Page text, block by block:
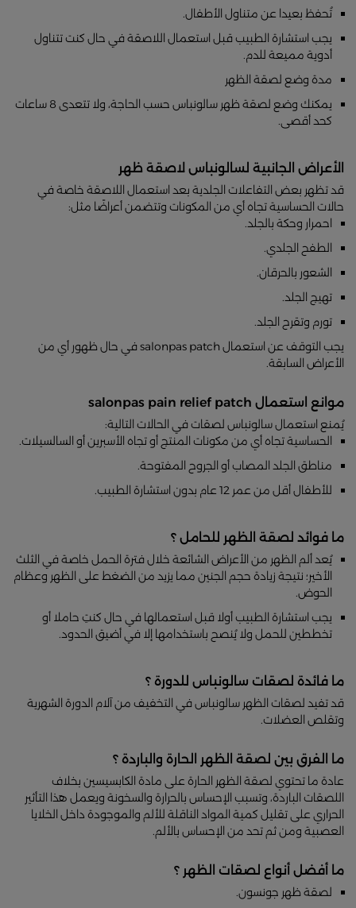
تُحفظ بعيدا عن متناول الأطفال.
يجب استشارة الطبيب قبل استعمال اللاصقة في حال كنت تتناول
أدوية مميعة للدم.
مدة وضع لصقة الظهر
يمكنك وضع لصقة ظهر سالونباس حسب الحاجة، ولا تتعدى 8 ساعات
كحد أقصى.
الأعراض الجانبية لسالونباس لاصقة ظهر
قد تظهر بعض التفاعلات الجلدية بعد استعمال اللاصقة خاصة في
حالات الحساسية تجاه أي من المكونات وتتضمن أعراضًا مثل:
احمرار وحكة بالجلد.
الطفح الجلدي.
الشعور بالحرقان.
تهيج الجلد.
تورم وتقرح الجلد.
يجب التوقف عن استعمال salonpas patch في حال ظهور أي من
الأعراض السابقة.
موانع استعمال salonpas pain relief patch
يُمنع استعمال سالونباس لصقات في الحالات التالية:
الحساسية تجاه أي من مكونات المنتج أو تجاه الأسبرين أو السالسيلات.
مناطق الجلد المصاب أو الجروح المفتوحة.
للأطفال أقل من عمر 12 عام بدون استشارة الطبيب.
ما فوائد لصقة الظهر للحامل ؟
يُعد ألم الظهر من الأعراض الشائعة خلال فترة الحمل خاصة في الثلث
الأخير؛ نتيجة زيادة حجم الجنين مما يزيد من الضغط على الظهر وعظام
الحوض.
يجب استشارة الطبيب أولا قبل استعمالها في حال كنتِ حاملا أو
تخططين للحمل ولا يُنصح باستخدامها إلا في أضيق الحدود.
ما فائدة لصقات سالونباس للدورة ؟
قد تفيد لصقات الظهر سالونباس في التخفيف من آلام الدورة الشهرية
وتقلص العضلات.
ما الفرق بين لصقة الظهر الحارة والباردة ؟
عادة ما تحتوي لصقة الظهر الحارة على مادة الكابسيسين بخلاف
اللصقات الباردة، وتسبب الإحساس بالحرارة والسخونة ويعمل هذا التأثير
الحراري على تقليل كمية المواد الناقلة للألم والموجودة داخل الخلايا
العصبية ومن ثم تحد من الإحساس بالألم.
ما أفضل أنواع لصقات الظهر ؟
لصقة ظهر جونسون.